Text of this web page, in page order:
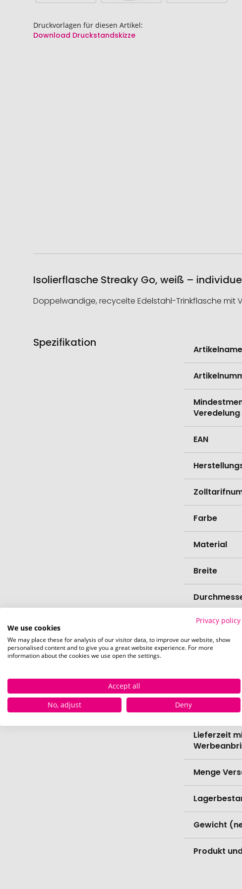
Druckvorlagen für diesen Artikel:
Download Druckstandskizze
Isolierflasche Streaky Go, weiß –
Doppelwandige, recycelte Edelstahl-Trinkflasche mit
Spezifikation
Informationen
Artikelname
Veredelung
EAN
Farbe
Material
Breite
Bio-Produkt
Lieferzeit
Lieferzeit
Menge
Gewicht
Produkt
Privacy policy
We use cookies
We may place these for analysis of our visitor data, to improve our website, show
personalised content and to give you a great website experience. For more
information about the cookies we use open the settings.
Accept all
No, adjust
Deny